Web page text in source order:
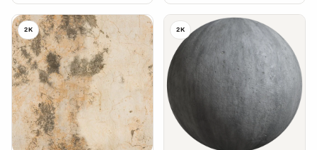
2K 2K